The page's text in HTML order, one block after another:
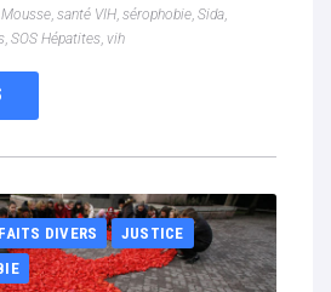
Mousse, santé VIH, sérophobie, Sida,
, SOS Hépatites, vih
FAITS DIVERS
JUSTICE